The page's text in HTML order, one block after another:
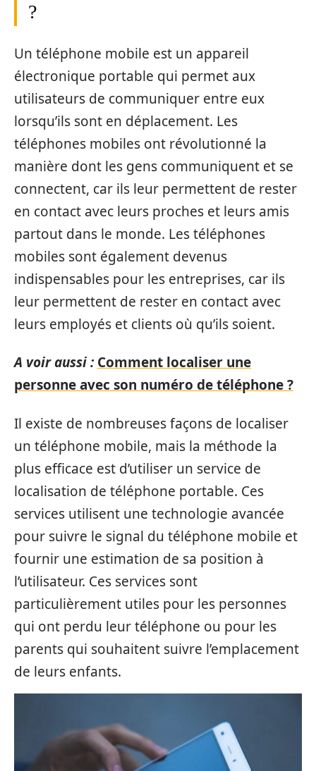
?
Un téléphone mobile est un appareil
électronique portable qui permet aux
utilisateurs de communiquer entre eux
lorsqu’ils sont en déplacement. Les
téléphones mobiles ont révolutionné la
manière dont les gens communiquent et se
connectent, car ils leur permettent de rester
en contact avec leurs proches et leurs amis
partout dans le monde. Les téléphones
mobiles sont également devenus
indispensables pour les entreprises, car ils
leur permettent de rester en contact avec
leurs employés et clients où qu’ils soient.
A voir aussi : Comment localiser une
personne avec son numéro de téléphone ?
Il existe de nombreuses façons de localiser
un téléphone mobile, mais la méthode la
plus efficace est d’utiliser un service de
localisation de téléphone portable. Ces
services utilisent une technologie avancée
pour suivre le signal du téléphone mobile et
fournir une estimation de sa position à
l’utilisateur. Ces services sont
particulièrement utiles pour les personnes
qui ont perdu leur téléphone ou pour les
parents qui souhaitent suivre l’emplacement
de leurs enfants.